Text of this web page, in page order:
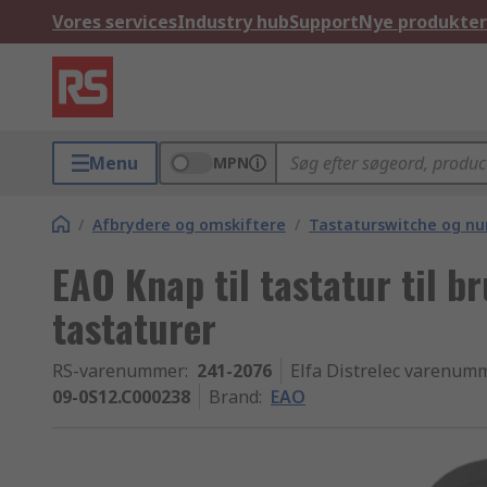
Vores servicesIndustry hubSupportNye produkter
Menu MPN
/ Afbrydere og omskiftere / Tastaturswitche og
EAO Knap til tastatur til
tastaturer
RS-varenummer: 241-2076
Elfa Distrelec
09-0S12.C000238
Brand: EAO